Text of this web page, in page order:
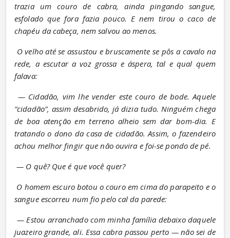
trazia um couro de cabra, ainda pingando sangue,
esfolado que fora fazia pouco. E nem tirou o caco de
chapéu da cabeça, nem salvou ao menos.
O velho até se assustou e bruscamente se pôs a cavalo na
rede, a escutar a voz grossa e áspera, tal e qual quem
falava:
— Cidadão, vim lhe vender este couro de bode. Aquele
“cidadão”, assim desabrido, já dizia tudo. Ninguém chega
de boa atenção em terreno alheio sem dar bom-dia. E
tratando o dono da casa de cidadão. Assim, o fazendeiro
achou melhor fingir que não ouvira e foi-se pondo de pé.
— O quê? Que é que você quer?
O homem escuro botou o couro em cima do parapeito e o
sangue escorreu num fio pelo cal da parede:
— Estou arranchado com minha família debaixo daquele
juazeiro grande, ali. Essa cabra passou perto — não sei de